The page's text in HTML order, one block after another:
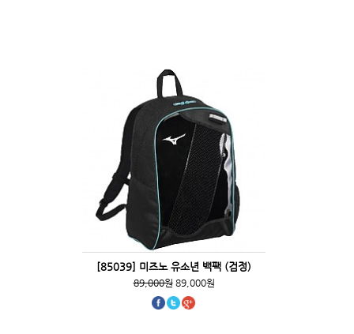
[85039] 미즈노 유소년 백팩 (검정)
89,000원89,000원